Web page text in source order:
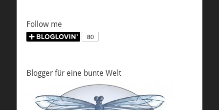
Follow me
Blogger für eine bunte Welt